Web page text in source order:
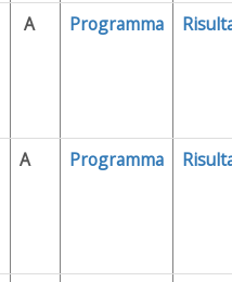
A Programma
A Programma